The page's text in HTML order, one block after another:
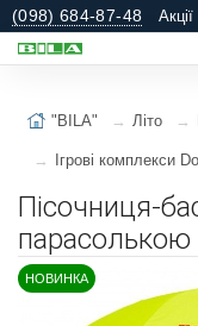
(098) 684-87-48 Акції
"BILA" Літо
Ігрові комплекси
Пісочниця-
парасолькою
НОВИНКА